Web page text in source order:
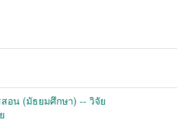
อน (มัธยมศึกษา) -- วิจัย